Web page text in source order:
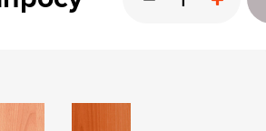
Архивные шкафы